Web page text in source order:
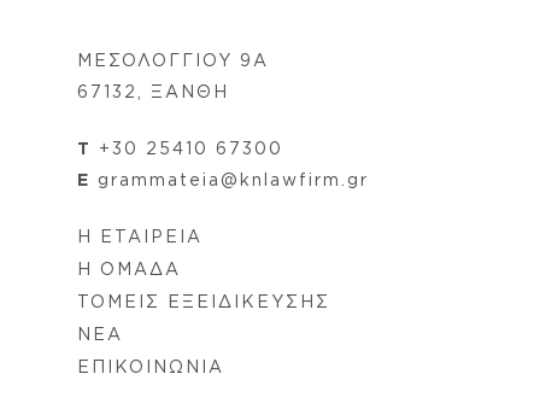
ΜΕΣΟΛΟΓΓΙΟΥ 9Α
67132, ΞΑΝΘΗ
Τ
+30 25410 67300
E grammateia@knlawfirm.gr
Η ΕΤΑΙΡΕΙΑ
Η ΟΜΑΔΑ
ΤΟΜΕΙΣ ΕΞΕΙΔΙΚΕΥΣΗΣ
NEA
ΕΠΙΚΟΙΝΩΝΙΑ